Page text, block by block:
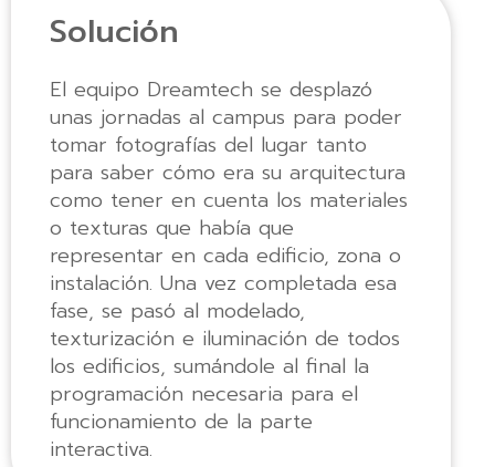
Solución
El equipo Dreamtech se desplazó
unas jornadas al campus para poder
tomar fotografías del lugar tanto
para saber cómo era su arquitectura
como tener en cuenta los materiales
o texturas que había que
representar en cada edificio, zona o
instalación. Una vez completada esa
fase, se pasó al modelado,
texturización e iluminación de todos
los edificios, sumándole al final la
programación necesaria para el
funcionamiento de la parte
interactiva.